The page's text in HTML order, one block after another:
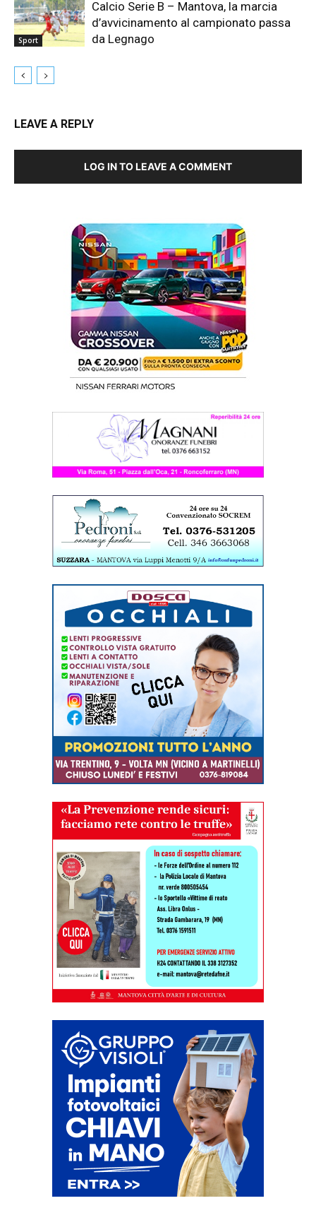
Sport
Calcio Serie B – Mantova, la marcia
d’avvicinamento al campionato passa
da Legnago
LEAVE A REPLY
LOG IN TO LEAVE A COMMENT